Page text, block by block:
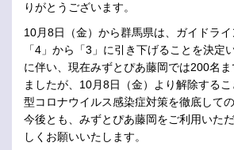
りがとうございます。
10月8日（金）から群馬県は、ガイドラ
「4」から「3」に引き下げることを決定
に伴い、現在みずとぴあ藤岡では200名
ましたが、10月8日（金）より解除する
型コロナウイルス感染症対策を徹底して
今後とも、みずとぴあ藤岡をご利用いた
しくお願いいたします。